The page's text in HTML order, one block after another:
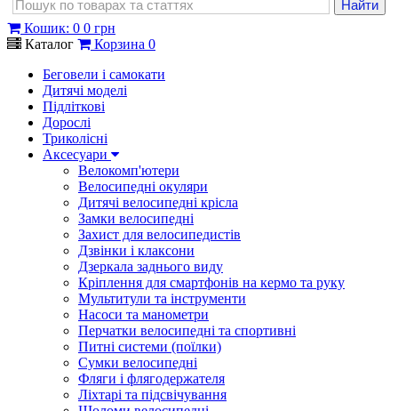
Кошик: 0 0 грн
Каталог
Корзина 0
Беговели і самокати
Дитячі моделі
Підліткові
Дорослі
Триколісні
Аксесуари
Велокомп'ютери
Велосипедні окуляри
Дитячі велосипедні крісла
Замки велосипедні
Захист для велосипедистів
Дзвінки і клаксони
Дзеркала заднього виду
Кріплення для смартфонів на кермо та руку
Мультитули та інструменти
Насоси та манометри
Перчатки велосипедні та спортивні
Питні системи (поїлки)
Сумки велосипедні
Фляги і флягодержателя
Ліхтарі та підсвічування